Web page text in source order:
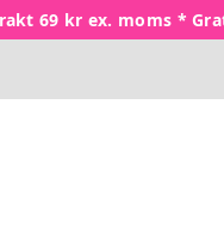
69 kr ex. moms *